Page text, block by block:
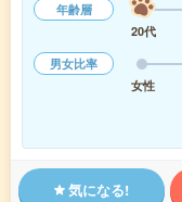
年齢層
20代
男女比率
女性
気になる!